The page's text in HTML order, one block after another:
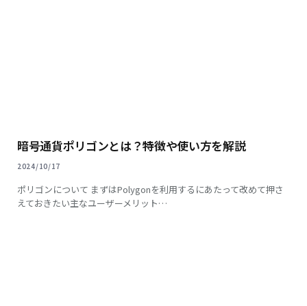
暗号通貨ポリゴンとは？特徴や使い方を解説
2024/10/17
ポリゴンについて まずはPolygonを利用するにあたって改めて押さ
えておきたい主なユーザーメリット…